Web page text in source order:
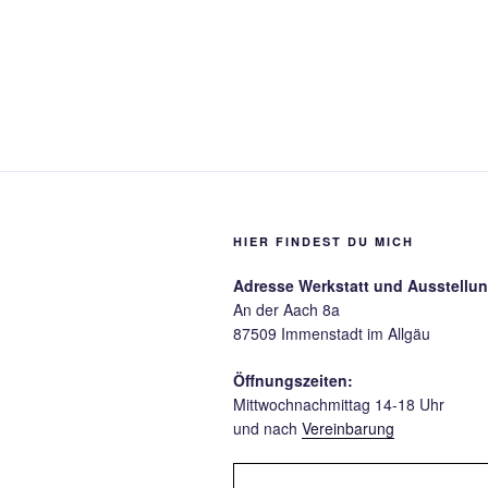
HIER FINDEST DU MICH
Adresse Werkstatt und
An der Aach 8a
87509 Immenstadt im Allgäu
Öffnungszeiten:
Mittwochnachmittag 14-18 Uhr
und nach Vereinbarung